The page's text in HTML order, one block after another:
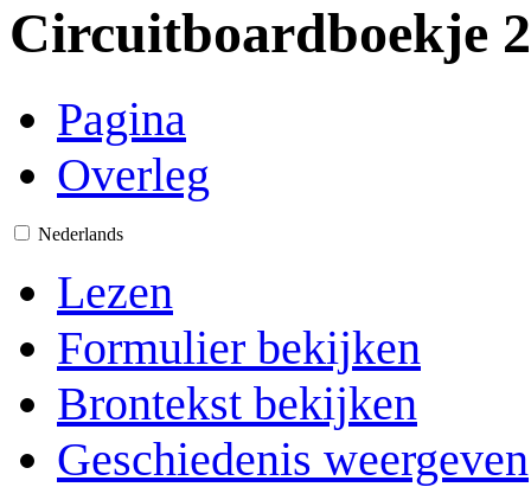
Circuitboardboekje 2
Pagina
Overleg
Nederlands
Lezen
Formulier bekijken
Brontekst bekijken
Geschiedenis weergeven